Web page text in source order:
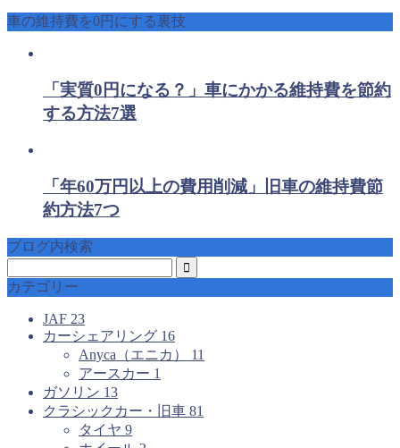
車の維持費を0円にする裏技
「実質0円になる？」車にかかる維持費を節約
する方法7選
「年60万円以上の費用削減」旧車の維持費節
約方法7つ
ブログ内検索
カテゴリー
JAF 23
カーシェアリング 16
Anyca（エニカ） 11
アースカー 1
ガソリン 13
クラシックカー・旧車 81
タイヤ 9